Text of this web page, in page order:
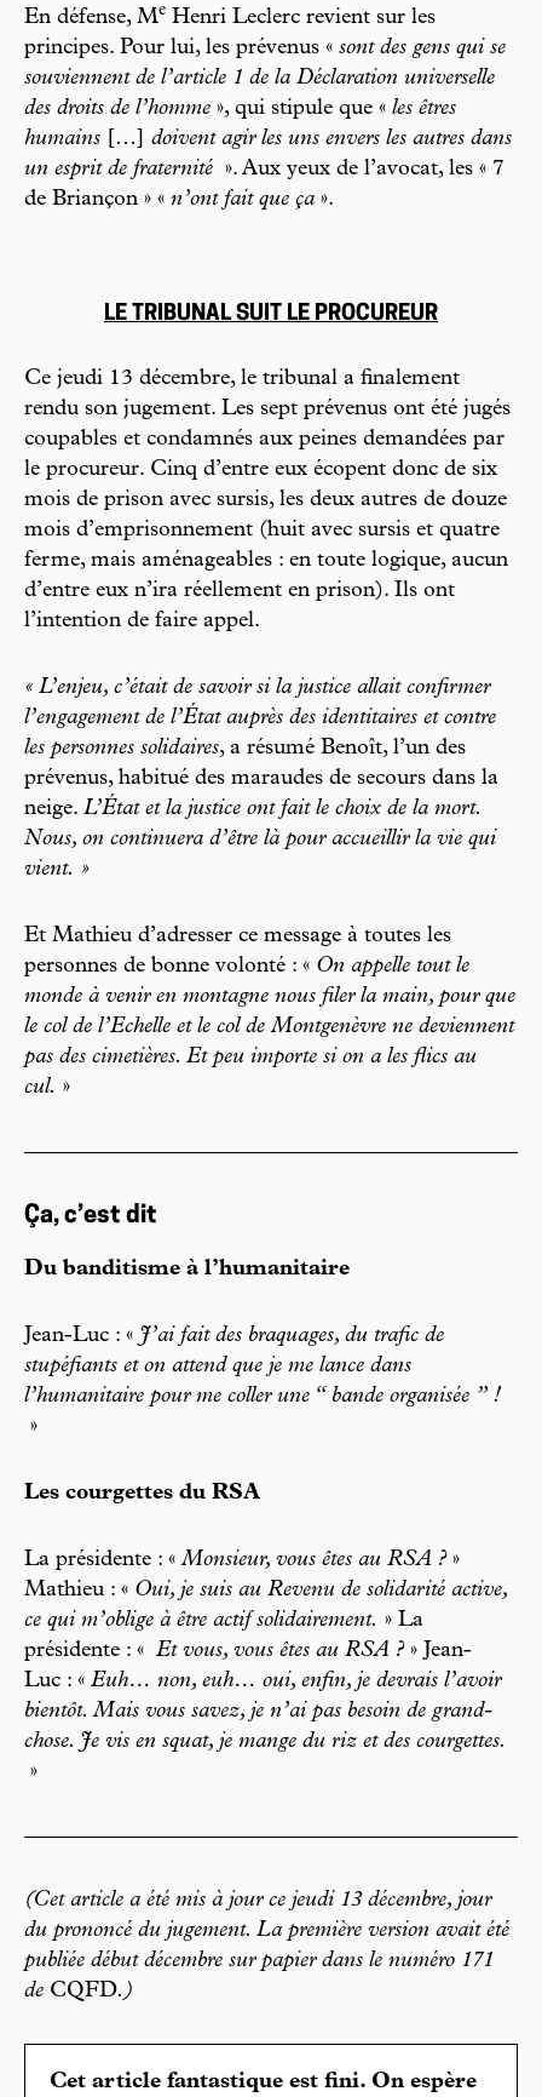
En défense, Me Henri Leclerc revient sur les
principes. Pour lui, les prévenus « sont des gens qui se
souviennent de l’article 1 de la Déclaration universelle
des droits de l’homme », qui stipule que « les êtres
humains […] doivent agir les uns envers les autres dans
un esprit de fraternité ». Aux yeux de l’avocat, les « 7
de Briançon » « n’ont fait que ça ».
LE TRIBUNAL SUIT LE PROCUREUR
Ce jeudi 13 décembre, le tribunal a finalement
rendu son jugement. Les sept prévenus ont été jugés
coupables et condamnés aux peines demandées par
le procureur. Cinq d’entre eux écopent donc de six
mois de prison avec sursis, les deux autres de douze
mois d’emprisonnement (huit avec sursis et quatre
ferme, mais aménageables : en toute logique, aucun
d’entre eux n’ira réellement en prison). Ils ont
l’intention de faire appel.
« L’enjeu, c’était de savoir si la justice allait confirmer
l’engagement de l’État auprès des identitaires et contre
les personnes solidaires, a résumé Benoît, l’un des
prévenus, habitué des maraudes de secours dans la
neige. L’État et la justice ont fait le choix de la mort.
Nous, on continuera d’être là pour accueillir la vie qui
vient. »
Et Mathieu d’adresser ce message à toutes les
personnes de bonne volonté : « On appelle tout le
monde à venir en montagne nous filer la main, pour que
le col de l’Echelle et le col de Montgenèvre ne deviennent
pas des cimetières. Et peu importe si on a les flics au
cul. »
Ça, c’est dit
Du banditisme à l’humanitaire
Jean-Luc : « J’ai fait des braquages, du trafic de
stupéfiants et on attend que je me lance dans
l’humanitaire pour me coller une “ bande organisée ” !
»
Les courgettes du RSA
La présidente : «Monsieur, vous êtes au RSA ?»
Mathieu : « Oui, je suis au Revenu de solidarité active,
ce qui m’oblige à être actif solidairement. » La
présidente : « Et vous, vous êtes au RSA ?» Jean-
Luc : « Euh… non, euh… oui, enfin, je devrais l’avoir
bientôt. Mais vous savez, je n’ai pas besoin de grand-
chose. Je vis en squat, je mange du riz et des courgettes.
»
(Cet article a été mis à jour ce jeudi 13 décembre, jour
du prononcé du jugement. La première version avait été
publiée début décembre sur papier dans le numéro 171
de CQFD.)
Cet article fantastique est fini. On espère